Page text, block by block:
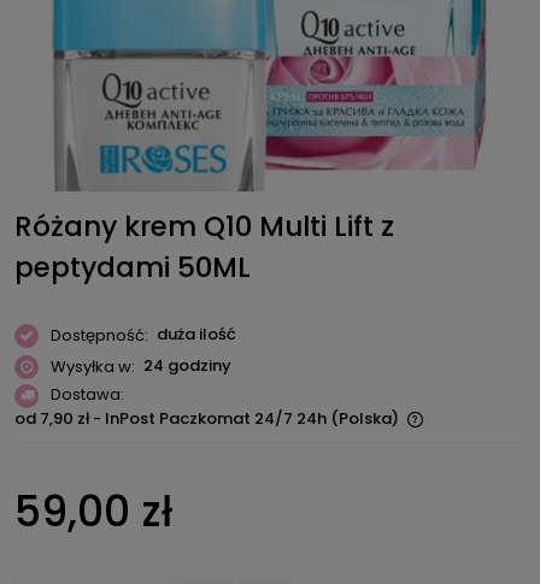
Różany krem Q10 Multi Lift z
peptydami 50ML
Dostępność: duża ilość
Wysyłka w: 24 godziny
Dostawa:
od 7,90 zł - InPost Paczkomat 24/7 24h (Polska)
59,00 zł